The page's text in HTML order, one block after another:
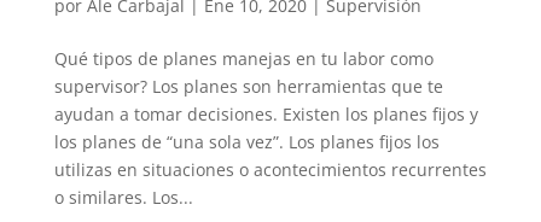
por Ale Carbajal | Ene 10, 2020| Supervisión
Qué tipos de planes manejas en tu labor como
supervisor? Los planes son herramientas que te
ayudan a tomar decisiones. Existen los planes fijos y
los planes de “una sola vez”. Los planes fijos los
utilizas en situaciones o acontecimientos recurrentes
o similares. Los...